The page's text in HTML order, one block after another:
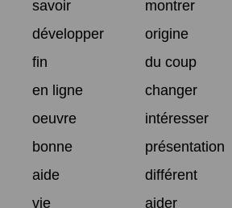
savoir
montrer
développer
origine
fin
du coup
en ligne
changer
oeuvre
intéresser
bonne
présentation
aide
différent
vie
aider